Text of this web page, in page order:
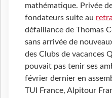
mathématique. Privée
fondateurs suite au
défaillance de Thomas
sans arrivée de
des Clubs de vacances
pouvait pas tenir ses
février dernier en
TUI France, Alpitour